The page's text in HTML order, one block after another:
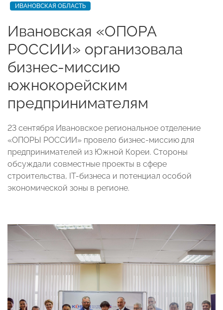
ИВАНОВСКАЯ ОБЛАСТЬ
Ивановская «ОПОРА
РОССИИ» организовала
бизнес-миссию
южнокорейским
предпринимателям
23 сентября Ивановское региональное отделение
«ОПОРЫ РОССИИ» провело бизнес-миссию для
предпринимателей из Южной Кореи. Стороны
обсуждали совместные проекты в сфере
строительства, IT-бизнеса и потенциал особой
экономической зоны в регионе.